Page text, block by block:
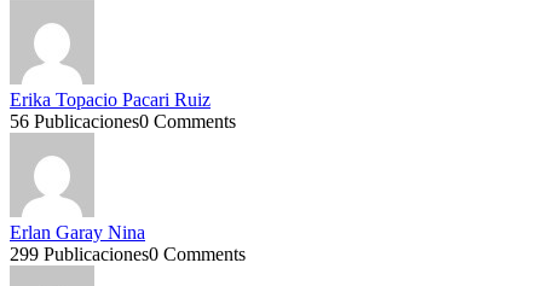
Erika Topacio Pacari Ruiz
56 Publicaciones0 Comments
Erlan Garay Nina
299 Publicaciones0 Comments